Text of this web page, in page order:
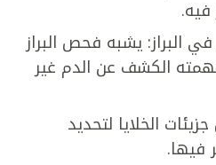
البراز: يشبه فحص البراز
الكشف عن الدم غير
الخلايا لتحديد
فيها.